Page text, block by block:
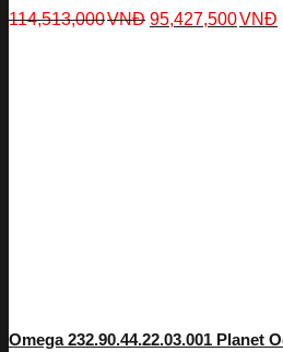
114,513,000VNĐ 95,427,500VNĐ
Omega 232.90.44.22.03.001 Planet